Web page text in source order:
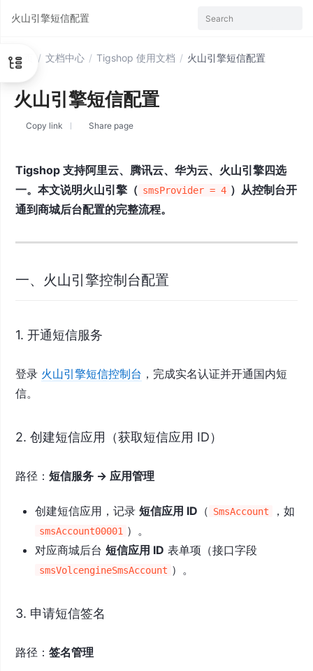
首页 / 文档中心 / Tigshop 使用文档 / 火山引擎短信配置
火山引擎短信配置
Copy link Share page
Tigshop 支持阿里云、腾讯云、华为云、火山引擎四选
一。本文说明火山引擎（ smsProvider = 4 ）从控制台开
通到商城后台配置的完整流程。
一、火山引擎控制台配置
1. 开通短信服务
登录 火山引擎短信控制台 ，完成实名认证并开通国内短
信。
2. 创建短信应用（获取短信应用 ID）
路径： 短信服务 → 应用管理
创建短信应用，记录 短信应用 ID （ SmsAccount ，如
smsAccount00001 ）。
对应商城后台 短信应用 ID 表单项（接口字段
smsVolcengineSmsAccount ）。
3. 申请短信签名
路径： 签名管理
火山引擎短信配置 Search